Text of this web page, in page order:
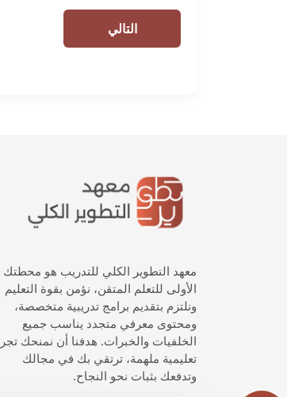
التالي
معهد التطوير الكلي للتدريب هو محطتك
الأولى للتعلم المتقن، نؤمن بقوة التعليم
ونلتزم بتقديم برامج تدريبية متخصصة،
ومحتوى معرفي متجدد يناسب جميع
الخلفيات والخبرات. هدفنا أن نمنحك
تعليمية ملهمة، ترتقي بك في مجالك
وتدفعك بثبات نحو النجاح.